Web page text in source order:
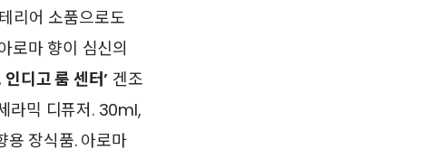
리어 소품으로도
마 향이 심신의
디고 룸 센터’ 겐조
라믹 디퓨저. 30ml,
장식품. 아로마